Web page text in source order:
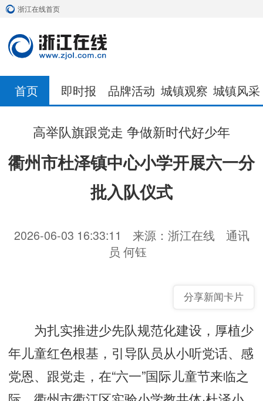
浙江在线首页
首页 即时报 品牌活动 城镇观察 城镇风采
高举队旗跟党走 争做新时代好少年
衢州市杜泽镇中心小学开展六一分
批入队仪式
2026-06-03 16:33:11 来源：浙江在线
通讯
员 何钰
分享新闻卡片
为扎实推进少先队规范化建设，厚植少
年儿童红色根基，引导队员从小听党话、感
党恩、跟党走，在“六一”国际儿童节来临之